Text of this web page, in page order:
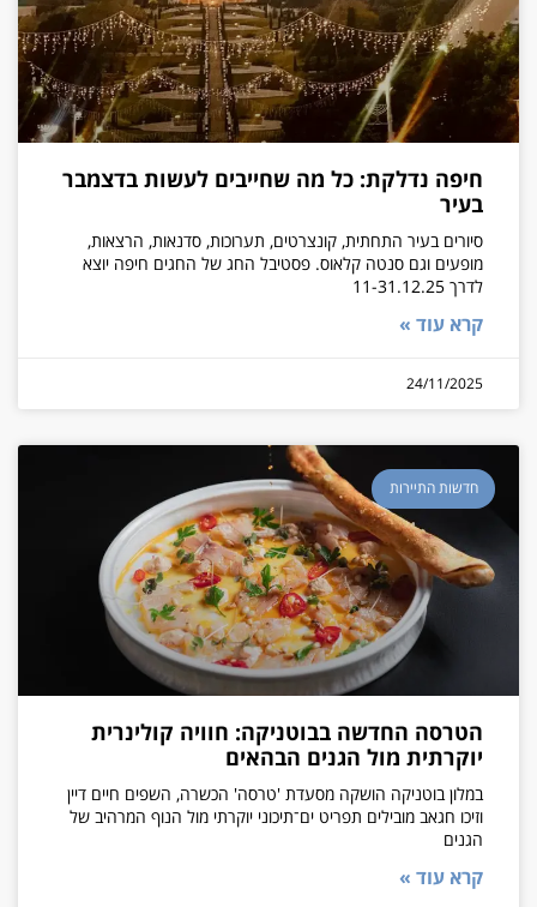
חיפה נדלקת: כל מה שחייבים לעשות בדצמבר
בעיר
סיורים בעיר התחתית, קונצרטים, תערוכות, סדנאות, הרצאות,
מופעים וגם סנטה קלאוס. פסטיבל החג של החגים חיפה יוצא
לדרך 11-31.12.25
קרא עוד »
24/11/2025
חדשות התיירות
הטרסה החדשה בבוטניקה: חוויה קולינרית
יוקרתית מול הגנים הבהאים
במלון בוטניקה הושקה מסעדת 'טרסה' הכשרה, השפים חיים דיין
וזיכו חגאב מובילים תפריט ים־תיכוני יוקרתי מול הנוף המרהיב של
הגנים
קרא עוד »